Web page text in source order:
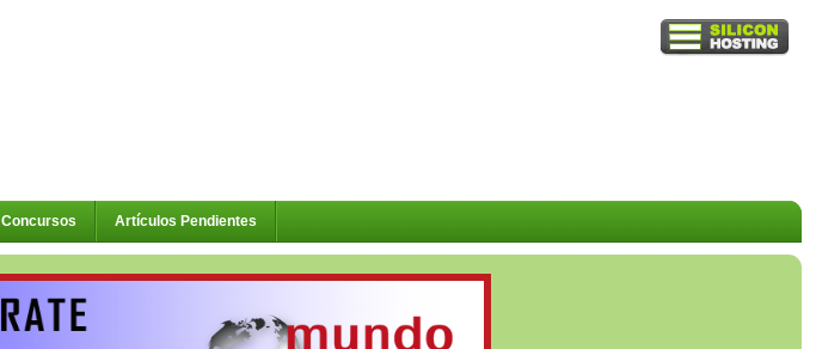
Concursos Artículos Pendientes